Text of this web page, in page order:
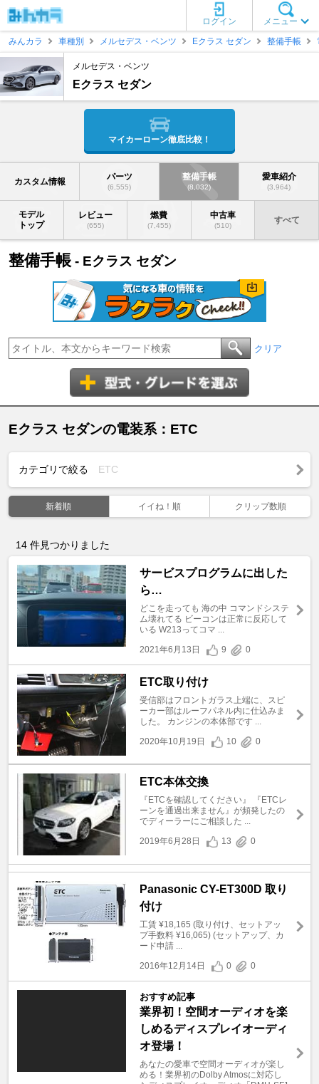
メニュー
ログイン
みんカラ
車種別 メルセデス・ベンツ Eクラス セダン 整備手帳
メルセデス・ベンツ
Eクラス セダン
マイカーローン徹底比較！
カスタム情報 パーツ
(6,555)
整備手帳
(8,032)
愛車紹介
(3,964)
モデル
トップ
レビュー
(655)
燃費
(7,455)
中古車
(510)
すべて
整備手帳 - Eクラス セダン
クリア
Eクラス セダンの電装系：ETC
カテゴリで絞る ETC
新着順 イイね！順 クリップ数順
14 件見つかりました
サービスプログラムに出した
ら…
どこを走っても 海の中 コマンドシステ
ム壊れてる ビーコンは正常に反応して
いる W213ってコマ ...
2021年6月13日
9 0
ETC取り付け
受信部はフロントガラス上端に、スピ
ーカー部はルーフパネル内に仕込みま
した。 カンジンの本体部です ...
2020年10月19日
10 0
ETC本体交換
『ETCを確認してください』 『ETCレ
ーンを通過出来ません』が頻発したの
でディーラーにご相談した ...
2019年6月28日
13 0
Panasonic CY-ET300D 取り
付け
工賃 ¥18,165 (取り付け、セットアッ
プ手数料 ¥16,065) (セットアップ、カ
ード申請 ...
2016年12月14日
0 0
おすすめ記事
業界初！空間オーディオを楽
しめるディスプレイオーディ
オ登場！
あなたの愛車で空間オーディオが楽し
める！業界初のDolby Atmosに対応し